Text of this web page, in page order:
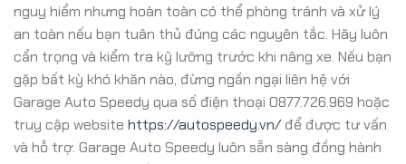
nguy hiểm nhưng hoàn toàn có thể phòng tránh và xử lý
an toàn nếu bạn tuân thủ đúng các nguyên tắc. Hãy luôn
cẩn trọng và kiểm tra kỹ lưỡng trước khi nâng xe. Nếu bạn
gặp bất kỳ khó khăn nào, đừng ngần ngại liên hệ với
Garage Auto Speedy qua số điện thoại 0877.726.969 hoặc
truy cập website https://autospeedy.vn/để được tư vấn
và hỗ trợ. Garage Auto Speedy luôn sẵn sàng đồng hành